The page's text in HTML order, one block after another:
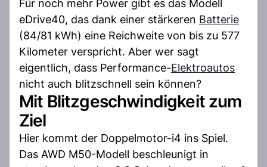
Für noch mehr Power gibt es das Modell
eDrive40, das dank einer stärkeren Batterie
(84/81 kWh) eine Reichweite von bis zu 577
Kilometer verspricht. Aber wer sagt
eigentlich, dass Performance-Elektroautos
nicht auch blitzschnell sein können?
Mit Blitzgeschwindigkeit zum
Ziel
Hier kommt der Doppelmotor-i4 ins Spiel.
Das AWD M50-Modell beschleunigt in